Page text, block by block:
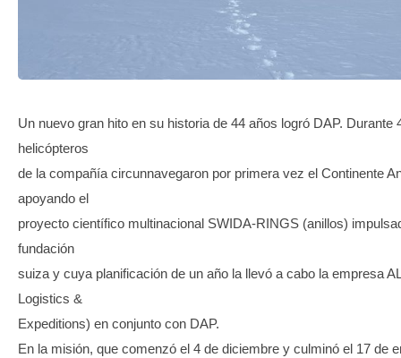
Un nuevo gran hito en su historia de 44 años logró DAP. Durante
helicópteros
de la compañía circunnavegaron por primera vez el Continente
apoyando el
proyecto científico multinacional SWIDA-RINGS (anillos)
fundación
suiza y cuya planificación de un año la llevó a cabo la empresa
Logistics &
Expeditions) en conjunto con DAP.
En la misión, que comenzó el 4 de diciembre y culminó el 17 de